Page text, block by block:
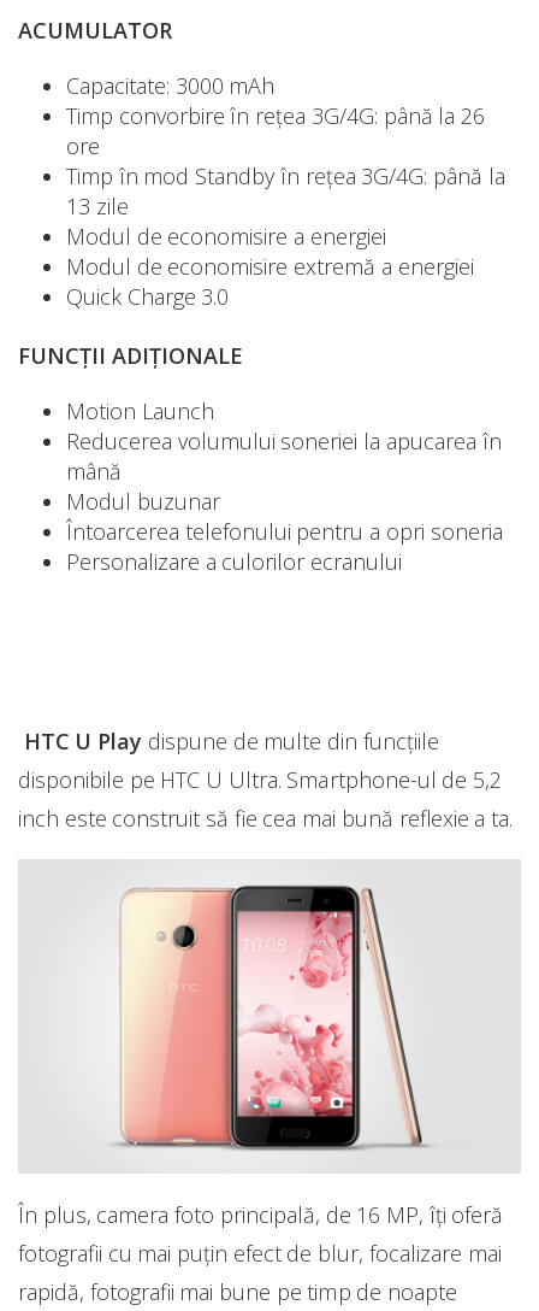
ACUMULATOR
Capacitate: 3000 mAh
Timp convorbire în rețea 3G/4G: până la 26
ore
Timp în mod Standby în rețea 3G/4G: până la
13 zile
Modul de economisire a energiei
Modul de economisire extremă a energiei
Quick Charge 3.0
FUNCȚII ADIȚIONALE
Motion Launch
Reducerea volumului soneriei la apucarea în
mână
Modul buzunar
Întoarcerea telefonului pentru a opri soneria
Personalizare a culorilor ecranului
HTC U Play dispune de multe din funcțiile
disponibile pe HTC U Ultra. Smartphone-ul de 5,2
inch este construit să fie cea mai bună reflexie a ta.
În plus, camera foto principală, de 16 MP, îți oferă
fotografii cu mai puțin efect de blur, focalizare mai
rapidă, fotografii mai bune pe timp de noapte